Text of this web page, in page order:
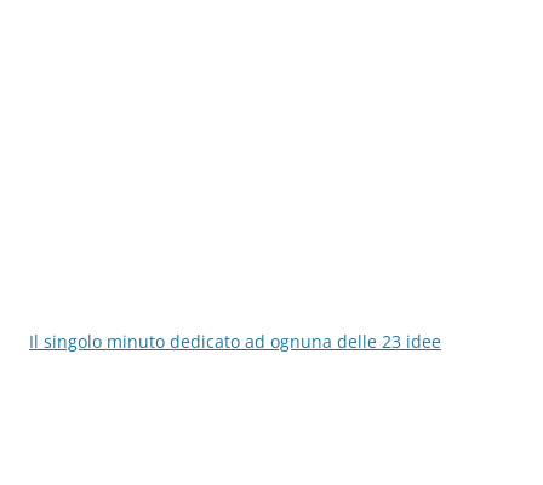
Il singolo minuto dedicato ad ognuna delle 23 idee